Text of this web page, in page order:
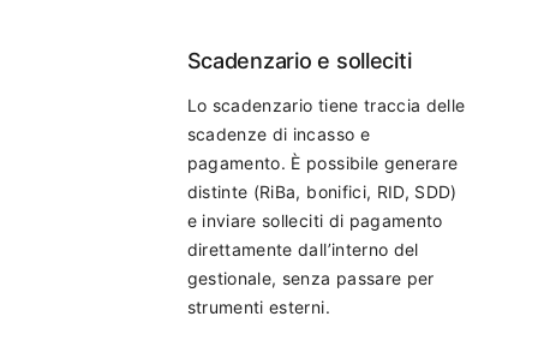
Scadenzario e solleciti
Lo scadenzario tiene traccia delle
scadenze di incasso e
pagamento. È possibile generare
distinte (RiBa, bonifici, RID, SDD)
e inviare solleciti di pagamento
direttamente dall’interno del
gestionale, senza passare per
strumenti esterni.